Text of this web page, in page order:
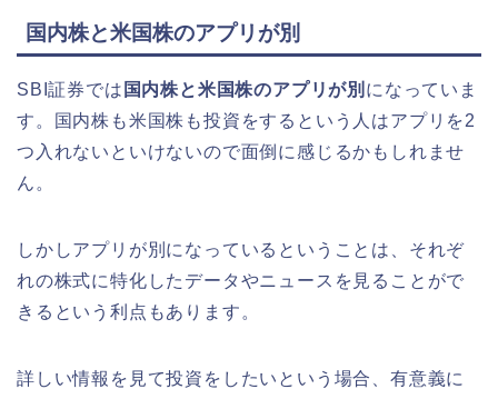
国内株と米国株のアプリが別
SBI証券では 国内株と米国株のアプリが別 になっていま
す。国内株も米国株も投資をするという人はアプリを2
つ入れないといけないので面倒に感じるかもしれませ
ん。
しかしアプリが別になっているということは、それぞ
れの株式に特化したデータやニュースを見ることがで
きるという利点もあります。
詳しい情報を見て投資をしたいという場合、有意義に